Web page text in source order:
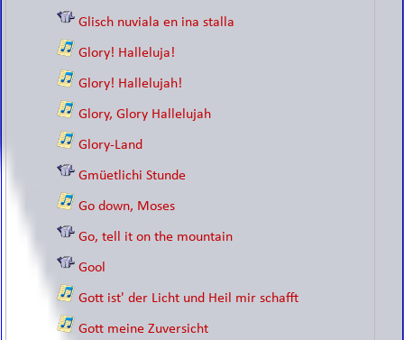
Glisch nuviala en ina stalla
Glory! Halleluja!
Glory! Hallelujah!
Glory, Glory Hallelujah
Glory-Land
Gmüetlichi Stunde
Go down, Moses
Go, tell it on the mountain
Gool
Gott ist' der Licht und Heil mir schafft
Gott meine Zuversicht